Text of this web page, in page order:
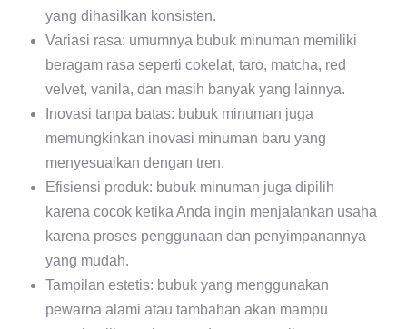
yang dihasilkan konsisten.
Variasi rasa: umumnya bubuk minuman memiliki
beragam rasa seperti cokelat, taro, matcha, red
velvet, vanila, dan masih banyak yang lainnya.
Inovasi tanpa batas: bubuk minuman juga
memungkinkan inovasi minuman baru yang
menyesuaikan dengan tren.
Efisiensi produk: bubuk minuman juga dipilih
karena cocok ketika Anda ingin menjalankan usaha
karena proses penggunaan dan penyimpanannya
yang mudah.
Tampilan estetis: bubuk yang menggunakan
pewarna alami atau tambahan akan mampu